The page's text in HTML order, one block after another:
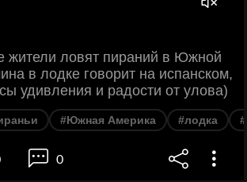
жители ловят пираний в Южной
в лодке говорит на испанском,
удивления и радости от улова)
#Южная Америка #лодка
0